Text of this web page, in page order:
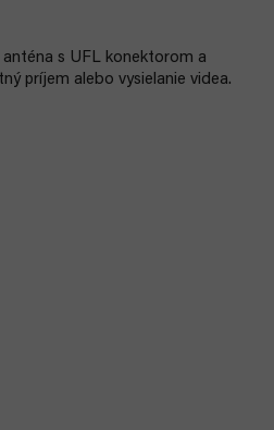
s UFL konektorom a
príjem alebo vysielanie videa.